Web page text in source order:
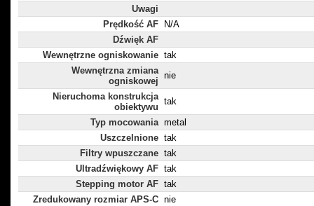
Uwagi
Prędkość AF
N/A
Dźwięk AF
Wewnętrzne ogniskowanie tak
Wewnętrzna zmiana
ogniskowej
nie
Nieruchoma konstrukcja
obiektywu
tak
Typ mocowania metal
Uszczelnione tak
Filtry wpuszczane tak
Ultradźwiękowy AF tak
Stepping motor AF tak
Zredukowany rozmiar APS-C nie